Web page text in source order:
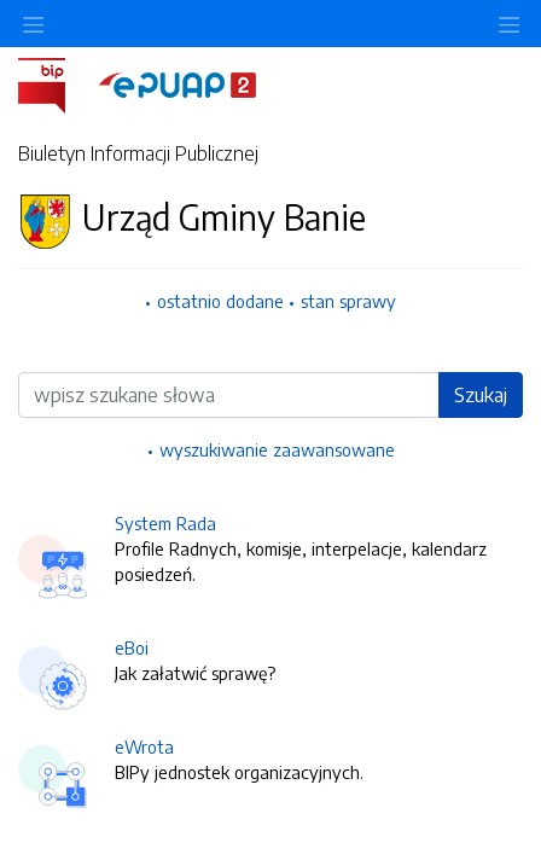
Biuletyn Informacji Publicznej
Urząd Gminy Banie
ostatnio dodane stan sprawy
Wyszukiwarka Szukaj
wyszukiwanie zaawansowane
System Rada
Profile Radnych, komisje, interpelacje, kalendarz
posiedzeń.
eBoi
Jak załatwić sprawę?
eWrota
BIPy jednostek organizacyjnych.